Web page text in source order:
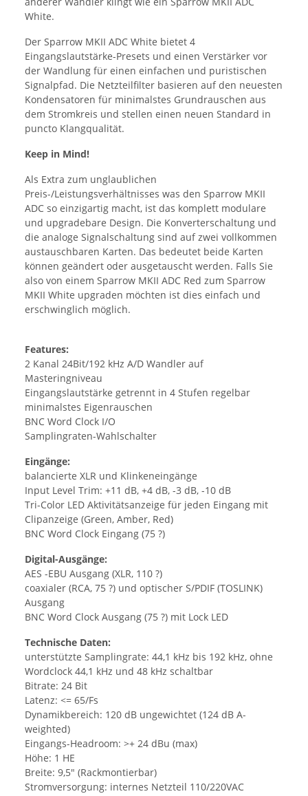
White.
Der Sparrow MKII ADC White bietet 4
Eingangslautstärke-Presets und einen Verstärker vor
der Wandlung für einen einfachen und puristischen
Signalpfad. Die Netzteilfilter basieren auf den neuesten
Kondensatoren für minimalstes Grundrauschen aus
dem Stromkreis und stellen einen neuen Standard in
puncto Klangqualität.
Keep in Mind!
Als Extra zum unglaublichen
Preis-/Leistungsverhältnisses was den Sparrow MKII
ADC so einzigartig macht, ist das komplett modulare
und upgradebare Design. Die Konverterschaltung und
die analoge Signalschaltung sind auf zwei vollkommen
austauschbaren Karten. Das bedeutet beide Karten
können geändert oder ausgetauscht werden. Falls Sie
also von einem Sparrow MKII ADC Red zum Sparrow
MKII White upgraden möchten ist dies einfach und
erschwinglich möglich.
Features:
2 Kanal 24Bit/192 kHz A/D Wandler auf
Masteringniveau
Eingangslautstärke getrennt in 4 Stufen regelbar
minimalstes Eigenrauschen
BNC Word Clock I/O
Samplingraten-Wahlschalter
Eingänge:
balancierte XLR und Klinkeneingänge
Input Level Trim: +11 dB, +4 dB, -3 dB, -10 dB
Tri-Color LED Aktivitätsanzeige für jeden Eingang mit
Clipanzeige (Green, Amber, Red)
BNC Word Clock Eingang (75 ?)
Digital-Ausgänge:
AES -EBU Ausgang (XLR, 110 ?)
coaxialer (RCA, 75 ?) und optischer S/PDIF (TOSLINK)
Ausgang
BNC Word Clock Ausgang (75 ?) mit Lock LED
Technische Daten:
unterstützte Samplingrate: 44,1 kHz bis 192 kHz, ohne
Wordclock 44,1 kHz und 48 kHz schaltbar
Bitrate: 24 Bit
Latenz: <= 65/Fs
Dynamikbereich: 120 dB ungewichtet (124 dB A-
weighted)
Eingangs-Headroom: >+ 24 dBu (max)
Höhe: 1 HE
Breite: 9,5" (Rackmontierbar)
Stromversorgung: internes Netzteil 110/220VAC